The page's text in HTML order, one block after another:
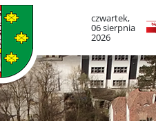
RADA MIASTA
czwartek,
06 sierpnia
2026